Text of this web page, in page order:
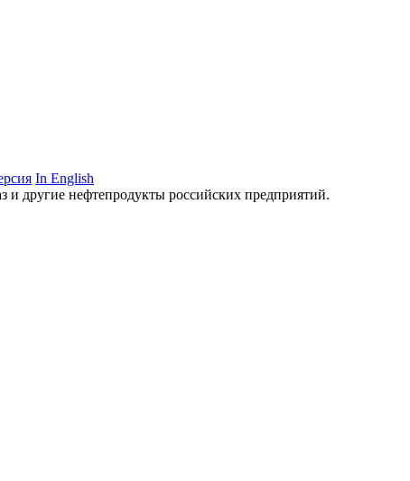
In English
и другие нефтепродукты российских предприятий.